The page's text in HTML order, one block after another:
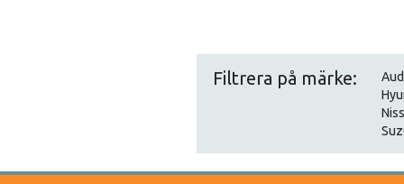
Filtrera på märke: